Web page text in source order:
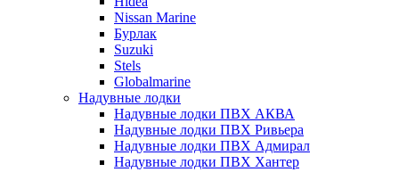
Nissan Marine
Бурлак
Suzuki
Stels
Globalmarine
Надувные лодки
Надувные лодки ПВХ АКВА
Надувные лодки ПВХ Ривьера
Надувные лодки ПВХ Адмирал
Надувные лодки ПВХ Хантер